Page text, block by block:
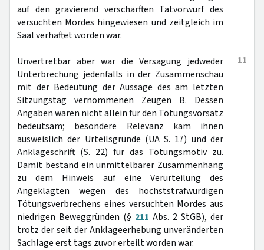
auf den gravierend verschärften Tatvorwurf des
versuchten Mordes hingewiesen und zeitgleich im
Saal verhaftet worden war.
11
Unvertretbar aber war die Versagung jedweder
Unterbrechung jedenfalls in der Zusammenschau
mit der Bedeutung der Aussage des am letzten
Sitzungstag vernommenen Zeugen B. Dessen
Angaben waren nicht allein für den Tötungsvorsatz
bedeutsam; besondere Relevanz kam ihnen
ausweislich der Urteilsgründe (UA S. 17) und der
Anklageschrift (S. 22) für das Tötungsmotiv zu.
Damit bestand ein unmittelbarer Zusammenhang
zu dem Hinweis auf eine Verurteilung des
Angeklagten wegen des höchststrafwürdigen
Tötungsverbrechens eines versuchten Mordes aus
niedrigen Beweggründen (§ 211 Abs. 2 StGB), der
trotz der seit der Anklageerhebung unveränderten
Sachlage erst tags zuvor erteilt worden war.